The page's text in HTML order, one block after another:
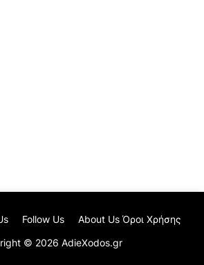
© 2026 AdieXodos.gr
Follow Us About Us Όροι Χρήσης